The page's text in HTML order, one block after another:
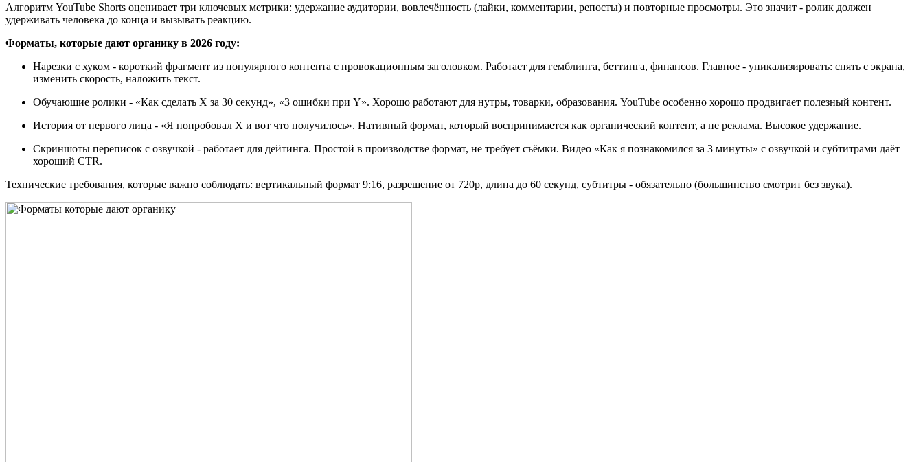
Алгоритм YouTube Shorts оценивает три ключевых метрики: удержание аудитории, вовлечённость (лайки, комментарии, репосты) и повторные просмотры. Это значит - ролик должен
удерживать человека до конца и вызывать реакцию.
Форматы, которые дают органику в 2026 году:
Нарезки с хуком - короткий фрагмент из популярного контента с провокационным заголовком. Работает для гемблинга, беттинга, финансов. Главное - уникализировать: снять с экрана,
изменить скорость, наложить текст.
Обучающие ролики - «Как сделать X за 30 секунд», «3 ошибки при Y». Хорошо работают для нутры, товарки, образования. YouTube особенно хорошо продвигает полезный контент.
История от первого лица - «Я попробовал X и вот что получилось». Нативный формат, который воспринимается как органический контент, а не реклама. Высокое удержание.
Скриншоты переписок с озвучкой - работает для дейтинга. Простой в производстве формат, не требует съёмки. Видео «Как я познакомился за 3 минуты» с озвучкой и субтитрами даёт
хороший CTR.
Технические требования, которые важно соблюдать: вертикальный формат 9:16, разрешение от 720p, длина до 60 секунд, субтитры - обязательно (большинство смотрит без звука).